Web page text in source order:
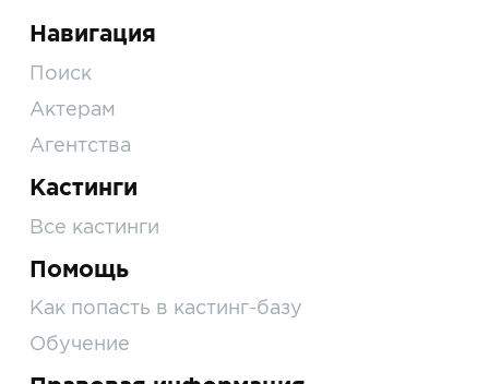
Навигация
Поиск
Актерам
Агентства
Кастинги
Все кастинги
Помощь
Как попасть в кастинг-базу
Обучение